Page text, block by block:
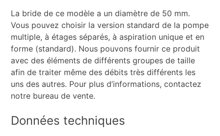
La bride de ce modèle a un diamètre de 50 mm.
Vous pouvez choisir la version standard de la pompe
multiple, à étages séparés, à aspiration unique et en
forme (standard). Nous pouvons fournir ce produit
avec des éléments de différents groupes de taille
afin de traiter même des débits très différents les
uns des autres. Pour plus d’informations, contactez
notre bureau de vente.
Données techniques